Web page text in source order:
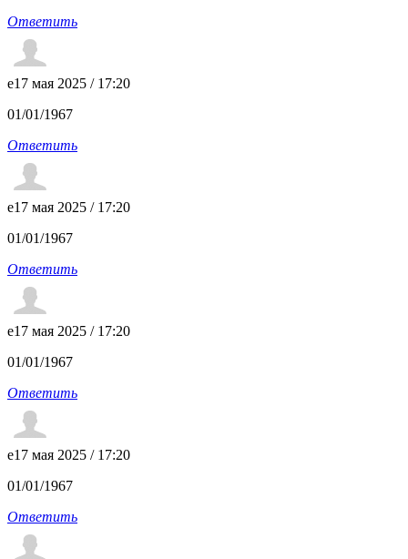
Ответить
e17 мая 2025 / 17:20
01/01/1967
Ответить
e17 мая 2025 / 17:20
01/01/1967
Ответить
e17 мая 2025 / 17:20
01/01/1967
Ответить
e17 мая 2025 / 17:20
01/01/1967
Ответить